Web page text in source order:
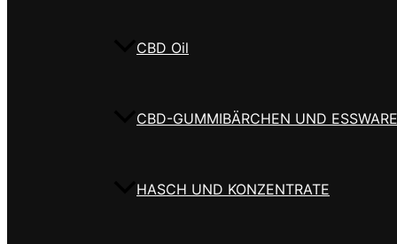
CBD Oil
CBD-GUMMIBÄRCHEN UND
HASCH UND KONZENTRATE